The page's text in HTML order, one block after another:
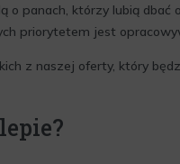
panach, którzy lubią
priorytetem jest
z naszej oferty, który